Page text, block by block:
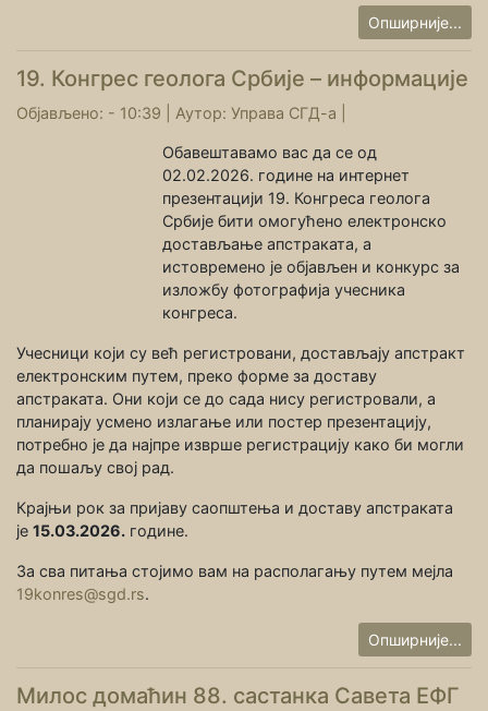
Опширније...
19. Конгрес геолога Србије – информације
Објављено: - 10:39 | Аутор: Управа СГД-а
Обавештавамо вас да се од
02.02.2026. године на интернет
презентацији 19. Конгреса геолога
Србије бити омогућено електронско
достављање апстраката, а
истовремено је објављен и конкурс за
изложбу фотографија учесника
конгреса.
Учесници који су већ регистровани, достављају апстракт
електронским путем, преко форме за доставу
апстраката. Они који се до сада нису регистровали, а
планирају усмено излагање или постер презентацију,
потребно је да најпре изврше регистрацију како би могли
да пошаљу свој рад.
Крајњи рок за пријаву саопштења и доставу апстраката
је 15.03.2026. године.
За сва питања стојимо вам на располагању путем мејла
19konres@sgd.rs.
Опширније...
Милос домаћин 88. састанка Савета ЕФГ